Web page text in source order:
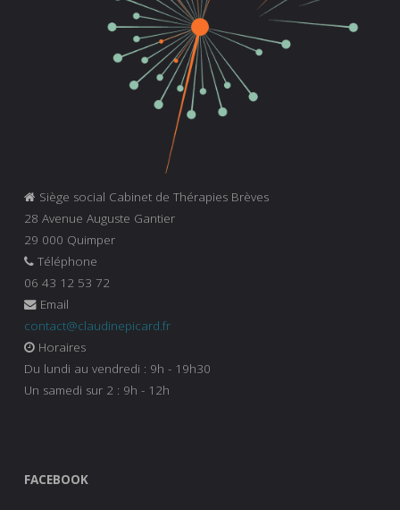
Siège social Cabinet de Thérapies Brèves
28 Avenue Auguste Gantier
29 000 Quimper
Téléphone
06 43 12 53 72
Email
contact@claudinepicard.fr
Horaires
Du lundi au vendredi : 9h - 19h30
Un samedi sur 2 : 9h - 12h
FACEBOOK